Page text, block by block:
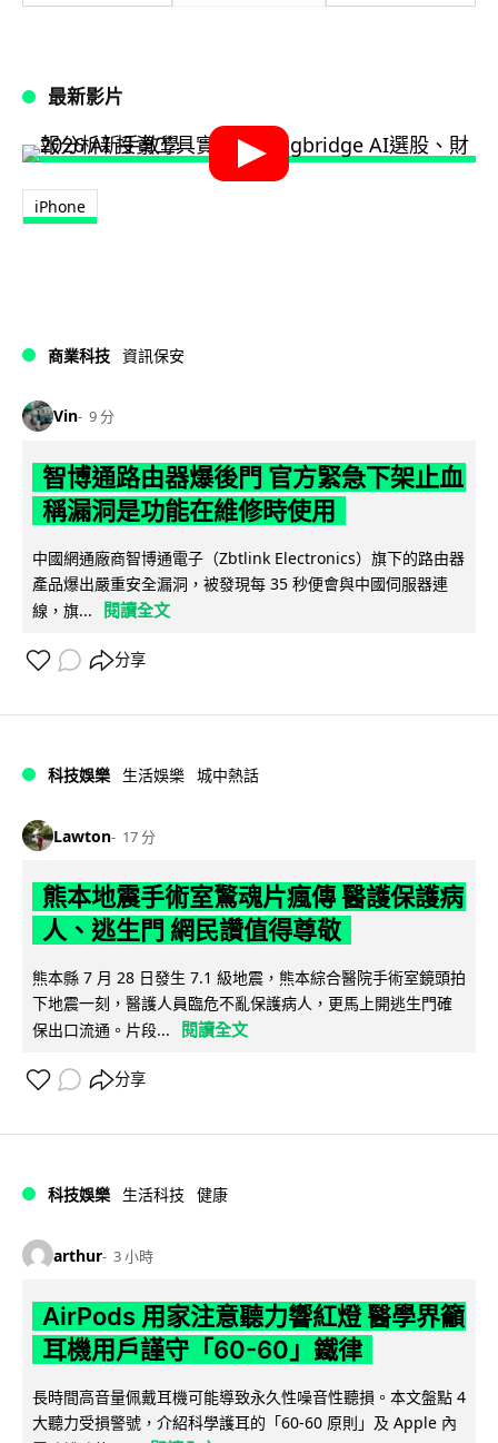
最新影片
iPhone
商業科技 資訊保安
Vin 9 分
智博通路由器爆後門 官方緊急下架止血
稱漏洞是功能在維修時使用
中國網通廠商智博通電子（Zbtlink Electronics）旗下的路由器
產品爆出嚴重安全漏洞，被發現每 35 秒便會與中國伺服器連
線，旗...
閱讀全文
分享
科技娛樂 生活娛樂 城中熱話
Lawton 17 分
熊本地震手術室驚魂片瘋傳 醫護保護病
人、逃生門 網民讚值得尊敬
熊本縣 7 月 28 日發生 7.1 級地震，熊本綜合醫院手術室鏡頭拍
下地震一刻，醫護人員臨危不亂保護病人，更馬上開逃生門確
保出口流通。片段...
閱讀全文
分享
科技娛樂 生活科技 健康
arthur 3 小時
AirPods 用家注意聽力響紅燈 醫學界籲
耳機用戶謹守「60-60」鐵律
長時間高音量佩戴耳機可能導致永久性噪音性聽損。本文盤點 4
大聽力受損警號，介紹科學護耳的「60-60 原則」及 Apple 內